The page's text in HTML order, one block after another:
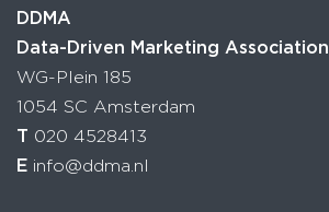
DDMA
Data-Driven Marketing Association
WG-Plein 185
1054 SC Amsterdam
T 020 4528413
E info@ddma.nl